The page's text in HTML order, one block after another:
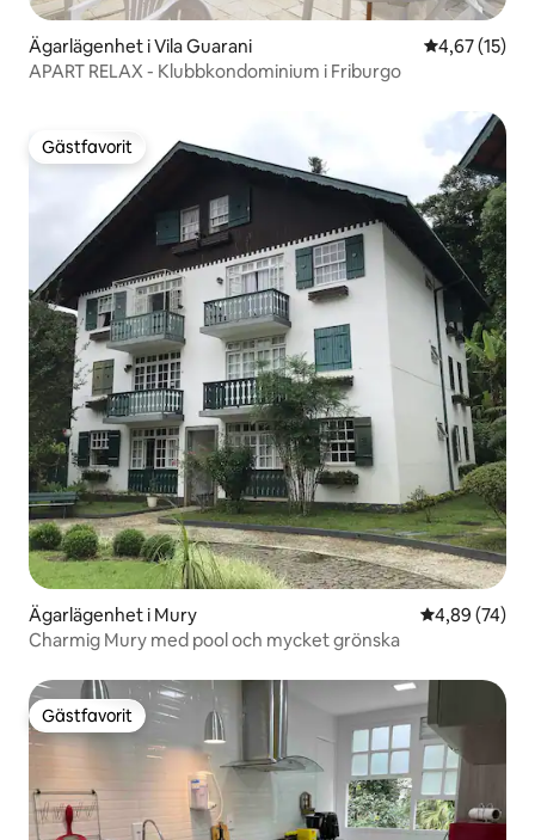
Ägarlägenhet i Vila Guarani 4,67 av 5 i
4,67 (15)
APART RELAX - Klubbkondominium i Friburgo
Gästfavorit
Gästfavorit
Ägarlägenhet i Mury 4,89 av 5 i
4,89 (74)
Charmig Mury med pool och mycket grönska
Gästfavorit
Gästfavorit